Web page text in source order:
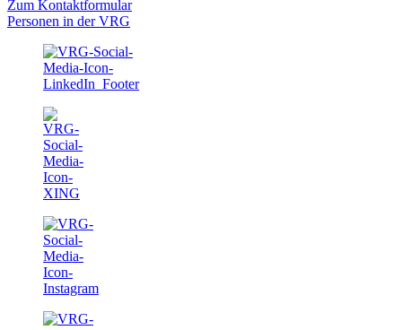
Zum Kontaktformular
Personen in der VRG